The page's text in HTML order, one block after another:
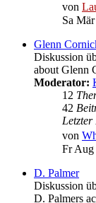
von
Sa
Glenn
Diskussion
about Glenn
Moderator:
12
42
Letzter
von
Fr Aug
D. Palmer
Diskussion
D. Palmers